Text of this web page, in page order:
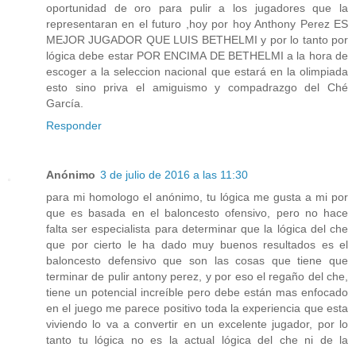
oportunidad de oro para pulir a los jugadores que la
representaran en el futuro ,hoy por hoy Anthony Perez ES
MEJOR JUGADOR QUE LUIS BETHELMI y por lo tanto por
lógica debe estar POR ENCIMA DE BETHELMI a la hora de
escoger a la seleccion nacional que estará en la olimpiada
esto sino priva el amiguismo y compadrazgo del Ché
García.
Responder
Anónimo 3 de julio de 2016 a las 11:30
para mi homologo el anónimo, tu lógica me gusta a mi por
que es basada en el baloncesto ofensivo, pero no hace
falta ser especialista para determinar que la lógica del che
que por cierto le ha dado muy buenos resultados es el
baloncesto defensivo que son las cosas que tiene que
terminar de pulir antony perez, y por eso el regaño del che,
tiene un potencial increíble pero debe están mas enfocado
en el juego me parece positivo toda la experiencia que esta
viviendo lo va a convertir en un excelente jugador, por lo
tanto tu lógica no es la actual lógica del che ni de la